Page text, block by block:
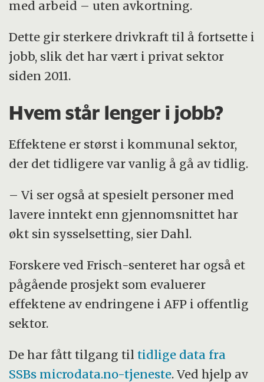
med arbeid – uten avkortning.
Dette gir sterkere drivkraft til å fortsette i
jobb, slik det har vært i privat sektor
siden 2011.
Hvem står lenger i jobb?
Effektene er størst i kommunal sektor,
der det tidligere var vanlig å gå av tidlig.
– Vi ser også at spesielt personer med
lavere inntekt enn gjennomsnittet har
økt sin sysselsetting, sier Dahl.
Forskere ved Frisch-senteret har også et
pågående prosjekt som evaluerer
effektene av endringene i AFP i offentlig
sektor.
De har fått tilgang tiltidlige data fra
SSBs microdata.no-tjeneste. Ved hjelp av